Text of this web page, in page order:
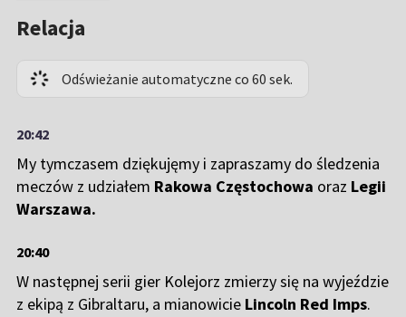
Relacja
Odświeżanie automatyczne co 60 sek.
20:42
My tymczasem dziękujęmy i zapraszamy do śledzenia
meczów z udziałem Rakowa Częstochowa oraz Legii
Warszawa.
20:40
W następnej serii gier Kolejorz zmierzy się na wyjeździe
z ekipą z Gibraltaru, a mianowicie Lincoln Red Imps.